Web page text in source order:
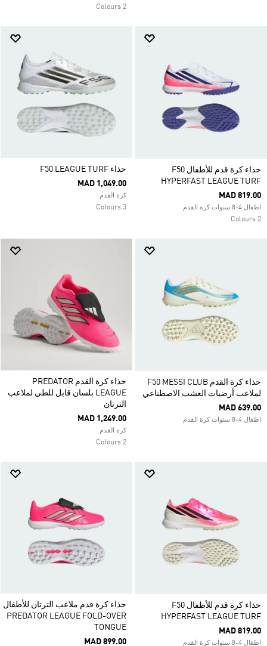
2 Colours
حذاء كرة قدم للأطفال F50
HYPERFAST LEAGUE TURF
MAD 819.00
اطفال 4-8 سنوات كرة القدم
2 Colours
حذاء F50 LEAGUE TURF
MAD 1,049.00
كرة القدم
3 Colours
حذاء كرة القدم F50 MESSI CLUB
لملاعب أرضيات العشب الاصطناعي
MAD 639.00
اطفال 4-8 سنوات كرة القدم
حذاء كرة القدم PREDATOR
LEAGUE بلسان قابل للطي لملاعب
الترتان
MAD 1,249.00
كرة القدم
2 Colours
حذاء كرة قدم للأطفال F50
HYPERFAST LEAGUE TURF
MAD 819.00
اطفال 4-8 سنوات كرة القدم
حذاء كرة قدم ملاعب الترتان للأطفال
PREDATOR LEAGUE FOLD-OVER
TONGUE
MAD 899.00